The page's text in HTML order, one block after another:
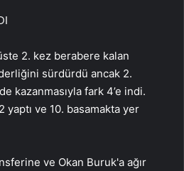
2. kez berabere kalan
sürdürdü ancak 2.
kazanmasıyla fark 4’e indi.
yaptı ve 10. basamakta yer